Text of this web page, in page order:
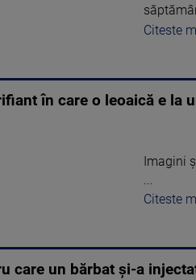
Citeste
în care o leoaică e la
Imagini
Citeste
care un bărbat și-a